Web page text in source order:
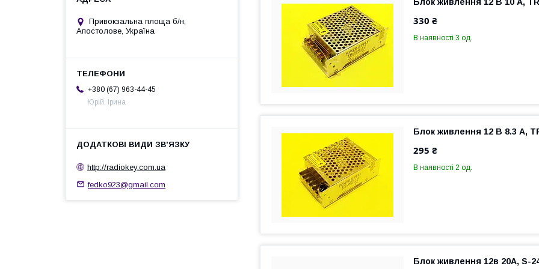
330 ₴
В наявності 3 од.
Блок живлення 12 В 8.3 A,
295 ₴
В наявності 2 од.
Блок живлення 12в 20A, S-
Привокзальна площа б/н,
Апостолове, Україна
+380 (67) 963-44-45
Юрій, Ірина
http://radiokey.com.ua
fedko923@gmail.com